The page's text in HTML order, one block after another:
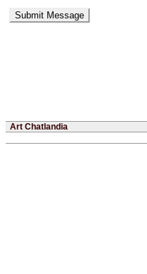
Art Chatlandia